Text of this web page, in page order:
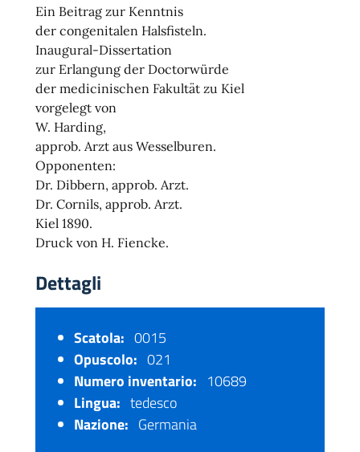
Ein Beitrag zur Kenntnis
der congenitalen Halsfisteln.
Inaugural-Dissertation
zur Erlangung der Doctorwürde
der medicinischen Fakultät zu Kiel
vorgelegt von
W. Harding,
approb. Arzt aus Wesselburen.
Opponenten:
Dr. Dibbern, approb. Arzt.
Dr. Cornils, approb. Arzt.
Kiel 1890.
Druck von H. Fiencke.
Dettagli
Scatola: 0015
Opuscolo: 021
Numero inventario: 10689
Lingua: tedesco
Nazione: Germania